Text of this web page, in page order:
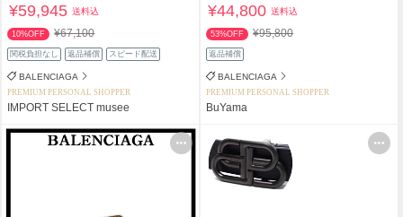
¥59,945送料込
10%OFF ¥67,100
関税負担なし 返品補償 スピード配送
BALENCIAGA
PREMIUM PERSONAL SHOPPER
IMPORT SELECT musee
¥44,800送料込
53%OFF ¥95,800
返品補償
BALENCIAGA
PREMIUM PERSONAL SHOPPER
BuYama